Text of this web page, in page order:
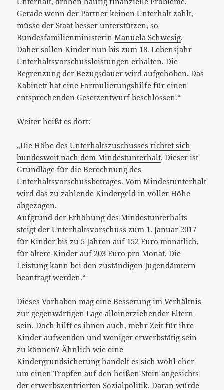
Gerade wenn der Partner keinen Unterhalt zahlt,
müsse der Staat besser unterstützen,so
BundesfamilienministerinManuela Schwesig.
Daher sollen Kinder nun bis zum 18. Lebensjahr
Unterhaltsvorschussleistungen erhalten. Die
Begrenzung der Bezugsdauer wird aufgehoben. Das
Kabinett hat eine Formulierungshilfe für einen
entsprechenden Gesetzentwurf beschlossen.“
Weiter heißt es dort:
„Die Höhe desUnterhaltszuschusses richtet sich
bundesweit nach dem Mindestunterhalt. Dieser ist
Grundlage für die Berechnung des
Unterhaltsvorschussbetrages. Vom Mindestunterhalt
wird das zu zahlende Kindergeld in voller Höhe
abgezogen.
Aufgrund der Erhöhung des Mindestunterhalts
steigt der Unterhaltsvorschuss zum 1. Januar 2017
für Kinder bis zu 5 Jahren auf 152 Euro monatlich,
für ältere Kinder auf 203 Euro pro Monat. Die
Leistung kann bei den zuständigen Jugendämtern
beantragt werden.“
Dieses Vorhaben mag eine Besserung im Verhältnis
zur gegenwärtigen Lage alleinerziehender Eltern
sein. Doch hilft es ihnen auch, mehr Zeit für ihre
Kinder aufwenden und weniger erwerbstätig sein
zu können? Ähnlich wie eine
Kindergrundsicherung handelt es sich wohl eher
um einen Tropfen auf den heißen Stein angesichts
der erwerbszentrierten Sozialpolitik. Daran würde